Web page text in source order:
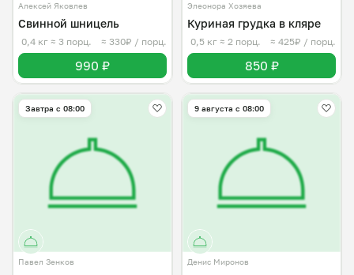
Алексей Яковлев
Свинной шницель
0,4 кг ≈ 3 порц. ≈ 330₽ / порц.
990 ₽
Элеонора Хозяева
Куриная грудка в кляре
0,5 кг ≈ 2 порц. ≈ 425₽ / порц.
850 ₽
Завтра c 08:00
Павел Зенков
9 августа с 08:00
Денис Миронов